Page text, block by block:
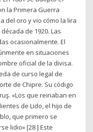
la Primera Guerra
del oro y vio cómo la lira
de 1920. Las
ocasionalmente. El
en situaciones
oficial de la divisa.
de curso legal de
de Chipre. Su código
«Los que reinaban en
de Lido, el hijo de
que primero se
lidio» [28 ] Este